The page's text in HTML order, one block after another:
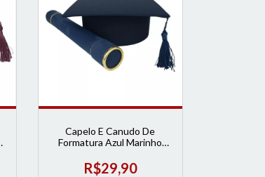
Capelo E Canudo De
Formatura Azul Marinho
R$29,90